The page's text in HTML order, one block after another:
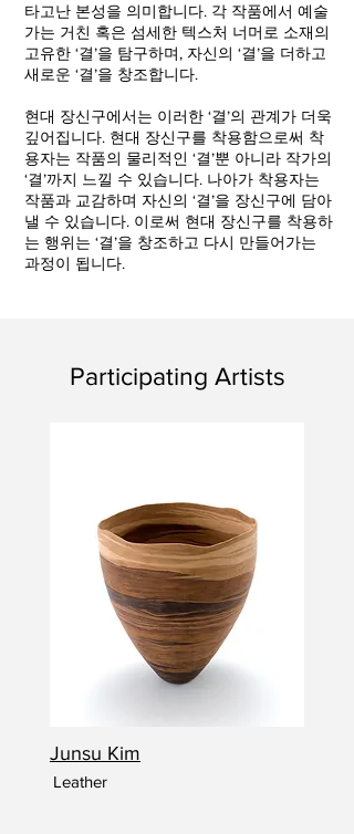
타고난 본성을 의미합니다. 각 작품에서 예술
가는 거친 혹은 섬세한 텍스처 너머로 소재의
고유한 ‘결’을 탐구하며, 자신의 ‘결’을 더하고
새로운 ‘결’을 창조합니다.
현대 장신구에서는 이러한 ‘결’의 관계가 더욱
깊어집니다. 현대 장신구를 착용함으로써 착
용자는 작품의 물리적인 ‘결’뿐 아니라 작가의
‘결’까지 느낄 수 있습니다. 나아가 착용자는
작품과 교감하며 자신의 ‘결’을 장신구에 담아
낼 수 있습니다. 이로써 현대 장신구를 착용하
는 행위는 ‘결’을 창조하고 다시 만들어가는
과정이 됩니다.
Participating Artists
Junsu Kim
Leather